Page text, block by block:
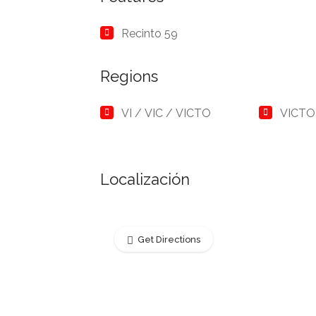
Recinto 59
Regions
VI / VIC / VICTO
Localización
Get Directions